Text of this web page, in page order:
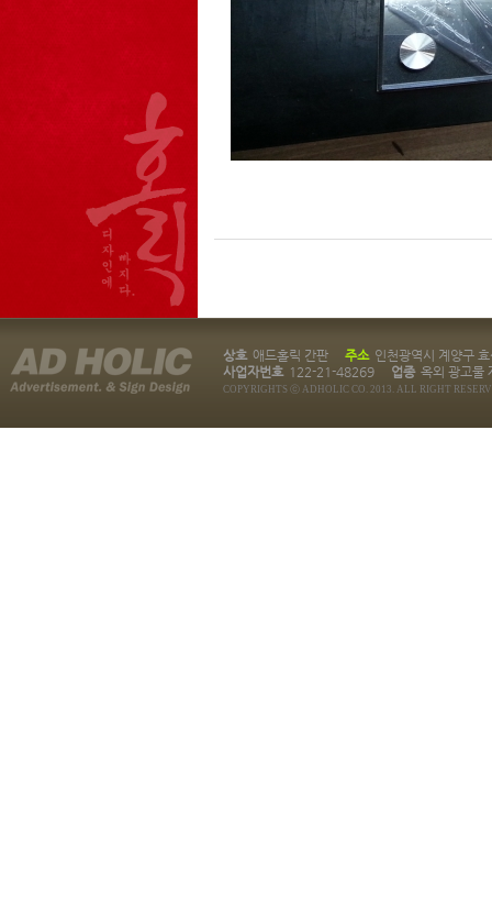
상호 애드홀릭 간판 주소 인천광역시 계양구
사업자번호 122-21-48269 업종 옥외 광고물
COPYRIGHTS ⓒ ADHOLIC CO. 2013. ALL RIGHT